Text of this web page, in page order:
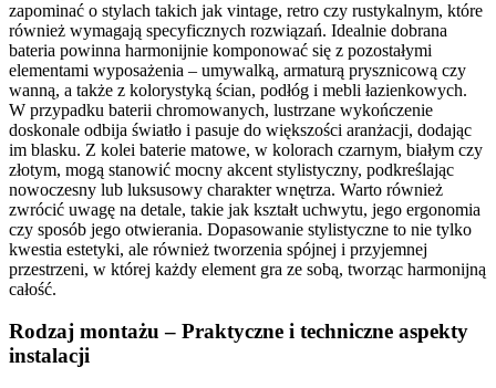
zapominać o stylach takich jak vintage, retro czy rustykalnym, które
również wymagają specyficznych rozwiązań. Idealnie dobrana
bateria powinna harmonijnie komponować się z pozostałymi
elementami wyposażenia – umywalką, armaturą prysznicową czy
wanną, a także z kolorystyką ścian, podłóg i mebli łazienkowych.
W przypadku baterii chromowanych, lustrzane wykończenie
doskonale odbija światło i pasuje do większości aranżacji, dodając
im blasku. Z kolei baterie matowe, w kolorach czarnym, białym czy
złotym, mogą stanowić mocny akcent stylistyczny, podkreślając
nowoczesny lub luksusowy charakter wnętrza. Warto również
zwrócić uwagę na detale, takie jak kształt uchwytu, jego ergonomia
czy sposób jego otwierania. Dopasowanie stylistyczne to nie tylko
kwestia estetyki, ale również tworzenia spójnej i przyjemnej
przestrzeni, w której każdy element gra ze sobą, tworząc harmonijną
całość.
Rodzaj montażu – Praktyczne i techniczne aspekty
instalacji